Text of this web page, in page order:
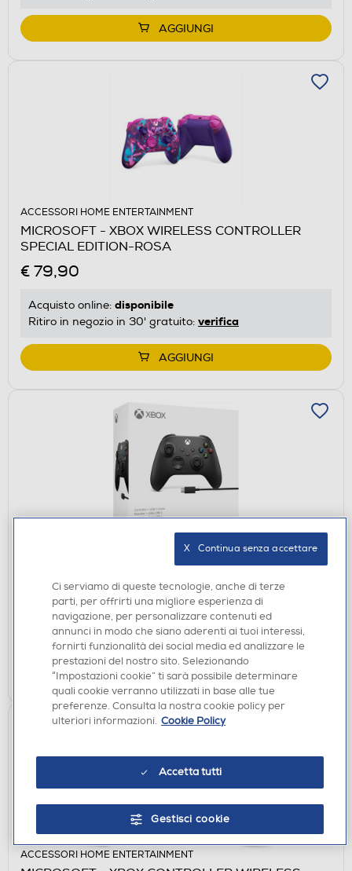
AGGIUNGI
ACCESSORI HOME ENTERTAINMENT
MICROSOFT - XBOX WIRELESS CONTROLLER
SPECIAL EDITION-ROSA
€ 79,90
Acquisto online: disponibile
Ritiro in negozio in 30' gratuito: verifica
AGGIUNGI
€ 64,90
Acquisto online: disponibile
Ritiro in negozio in 30' gratuito:verifica
AGGIUNGI
ACCESSORI HOME ENTERTAINMENT
Ci serviamo di queste tecnologie, anche di terze
parti, per offrirti una migliore esperienza di
navigazione, per personalizzare contenuti ed
annunci in modo che siano aderenti ai tuoi interessi,
fornirti funzionalità dei social media ed analizzare le
prestazioni del nostro sito. Selezionando
“Impostazioni cookie” ti sarà possibile determinare
quali cookie verranno utilizzati in base alle tue
preferenze. Consulta la nostra cookie policy per
ulteriori informazioni. Cookie Policy
Accetta tutti
Gestisci cookie
X   Continua senza accettare